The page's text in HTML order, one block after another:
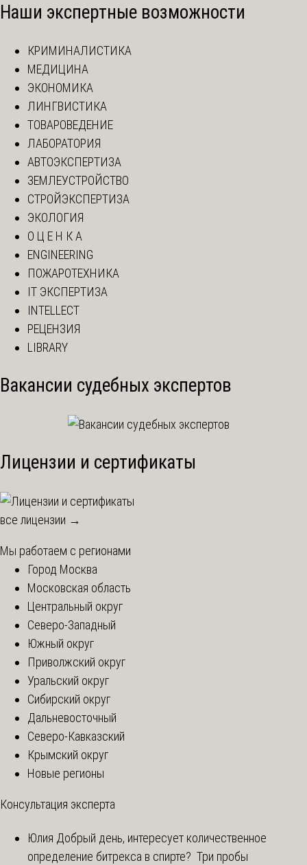
Наши экспертные возможности
КРИМИНАЛИСТИКА
МЕДИЦИНА
ЭКОНОМИКА
ЛИНГВИСТИКА
ТОВАРОВЕДЕНИЕ
ЛАБОРАТОРИЯ
АВТОЭКСПЕРТИЗА
ЗЕМЛЕУСТРОЙСТВО
СТРОЙЭКСПЕРТИЗА
ЭКОЛОГИЯ
О Ц Е Н К А
ENGINEERING
ПОЖАРОТЕХНИКА
IT ЭКСПЕРТИЗА
INTELLECT
РЕЦЕНЗИЯ
LIBRARY
Вакансии судебных экспертов
Лицензии и сертификаты
все лицензии →
Мы работаем с регионами
Город Москва
Московская область
Центральный округ
Северо-Западный
Южный округ
Приволжский округ
Уральский округ
Сибирский округ
Дальневосточный
Северо-Кавказский
Крымский округ
Новые регионы
Консультация эксперта
Юлия Добрый день, интересует количественное
определение битрекса в спирте? Три пробы